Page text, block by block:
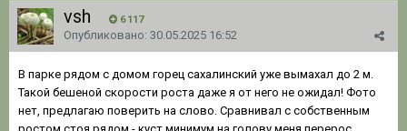
vsh 6 117
Опубликовано: 30.05.2025 16:52
В парке рядом с домом горец сахалинский уже вымахал до 2 м.
Такой бешеной скорости роста даже я от него не ожидал! Фото
нет, предлагаю поверить на слово. Сравнивал с собственным